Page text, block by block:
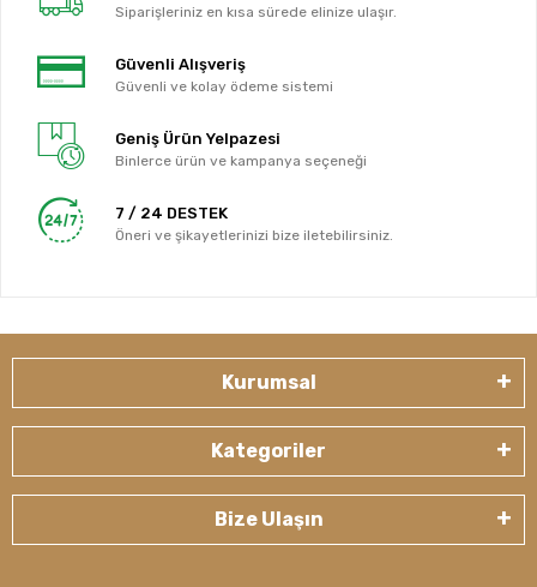
Siparişleriniz en kısa sürede elinize ulaşır.
Güvenli Alışveriş
Güvenli ve kolay ödeme sistemi
Geniş Ürün Yelpazesi
Binlerce ürün ve kampanya seçeneği
7 / 24 DESTEK
Öneri ve şikayetlerinizi bize iletebilirsiniz.
Kurumsal
Kategoriler
Bize Ulaşın